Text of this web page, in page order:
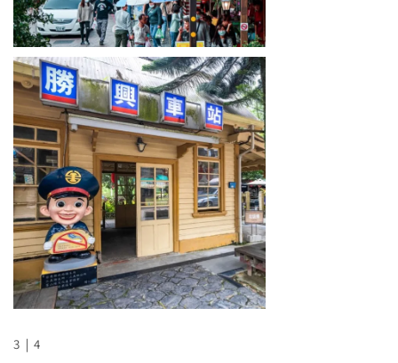
3｜4